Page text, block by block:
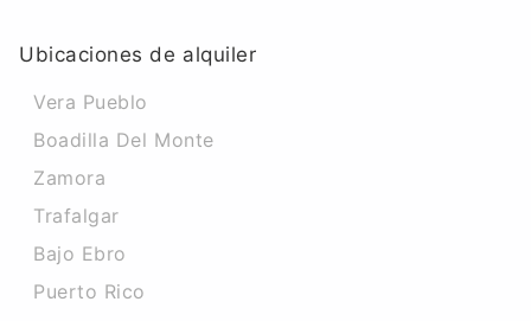
Ubicaciones de alquiler
Vera Pueblo
Boadilla Del Monte
Zamora
Trafalgar
Bajo Ebro
Puerto Rico